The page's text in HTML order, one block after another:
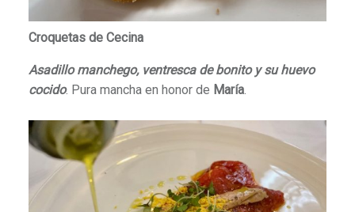
Croquetas de Cecina
Asadillo manchego, ventresca de bonito y su huevo
cocido. Pura mancha en honor de María.